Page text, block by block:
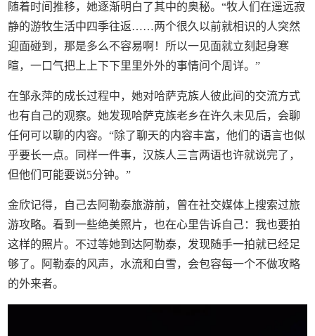
随着时间推移，她逐渐明白了其中的奥秘。“牧人们在遥远寂
静的游牧生活中四季往返……两个很久以前就相识的人突然
迎面碰到，那是多么不容易啊！所以一见面就立刻起身寒
暄，一口气把上上下下里里外外的事情问个周详。”
在邹永萍的成长过程中，她对哈萨克族人彼此间的交流方式
也有自己的观察。她发现哈萨克族老乡在许久未见后，会聊
任何可以聊的内容。“除了聊天的内容丰富，他们的语言也似
乎要长一点。同样一件事，汉族人三言两语也许就说完了，
但他们可能要说5分钟。”
金欣记得，自己去阿勒泰旅游前，曾在社交媒体上搜索过旅
游攻略。看到一些绝美照片，也在心里告诉自己：我也要拍
这样的照片。不过等她到达阿勒泰，发现随手一拍就已经足
够了。阿勒泰的风声，水流和白雪，会包容每一个不做攻略
的外来者。